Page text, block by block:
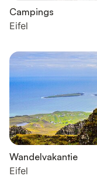
Campings
Eifel
Wandelvakantie
Eifel